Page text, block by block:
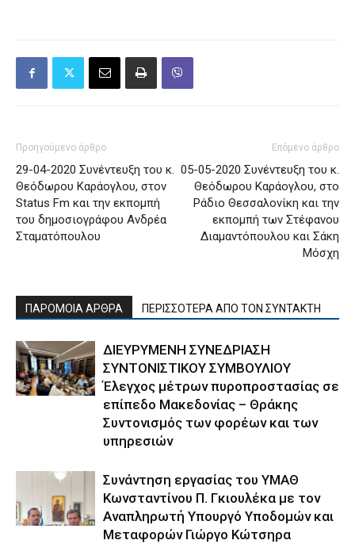
Προηγούμενο άρθρο
29-04-2020 Συνέντευξη του κ.
Θεόδωρου Καράογλου, στον
Status Fm και την εκπομπή
του δημοσιογράφου Ανδρέα
Σταματόπουλου
Επόμενο άρθρο
05-05-2020 Συνέντευξη του κ.
Θεόδωρου Καράογλου, στο
Ράδιο Θεσσαλονίκη και την
εκπομπή των Στέφανου
Διαμαντόπουλου και Σάκη
Μόσχη
ΠΑΡΟΜΟΙΑ ΑΡΘΡΑ ΠΕΡΙΣΣΟΤΕΡΑ ΑΠΟ ΤΟΝ ΣΥΝΤΑΚΤΗ
ΔΙΕΥΡΥΜΕΝΗ ΣΥΝΕΔΡΙΑΣΗ
ΣΥΝΤΟΝΙΣΤΙΚΟΥ ΣΥΜΒΟΥΛΙΟΥ
Έλεγχος μέτρων πυροπροστασίας σε
επίπεδο Μακεδονίας – Θράκης
Συντονισμός των φορέων και των
υπηρεσιών
Συνάντηση εργασίας του ΥΜΑΘ
Κωνσταντίνου Π. Γκιουλέκα με τον
Αναπληρωτή Υπουργό Υποδομών και
Μεταφορών Γιώργο Κώτσηρα